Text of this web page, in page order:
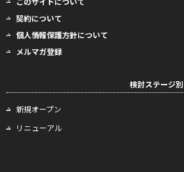
契約について
個人情報保護方針について
メルマガ登録
検討ステージ別
新規オープン
リニューアル